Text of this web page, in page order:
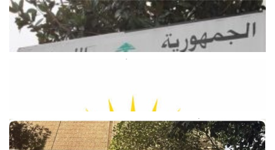
وزارة الطاقة والمياه: لا أزمة محروقات…
ولا داعي للهلع
اخبار محلية أغسطس 9, 2026
نقابة موظفي «أوجيرو»: الإضراب هو
«الخيار الأخير